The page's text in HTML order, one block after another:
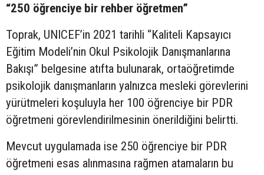
“250 öğrenciye bir rehber öğretmen”
Toprak, UNICEF’in 2021 tarihli “Kaliteli Kapsayıcı
Eğitim Modeli’nin Okul Psikolojik Danışmanlarına
Bakışı” belgesine atıfta bulunarak, ortaöğretimde
psikolojik danışmanların yalnızca mesleki görevlerini
yürütmeleri koşuluyla her 100 öğrenciye bir PDR
öğretmeni görevlendirilmesinin önerildiğini belirtti.
Mevcut uygulamada ise 250 öğrenciye bir PDR
öğretmeni esas alınmasına rağmen atamaların bu